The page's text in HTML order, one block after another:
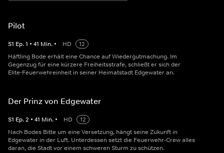
Pilot
S1 Ep.1 • 41 Min. • HD
12
Häftling Bode erhält eine Chance auf Wiedergutmachung. Im
Gegenzug für eine kürzere Freiheitsstrafe, schließt er sich der
Elite-Feuerwehreinheit in seiner Heimatstadt Edgewater an.
Der Prinz von Edgewater
S1 Ep.2 • 41 Min. • HD
12
Nach Bodes Bitte um eine Versetzung, hängt seine Zukunft in
Edgewater in der Luft. Unterdessen setzt die Feuerwehr-Crew alles
daran, die Stadt vor einem schweren Sturm zu schützen.